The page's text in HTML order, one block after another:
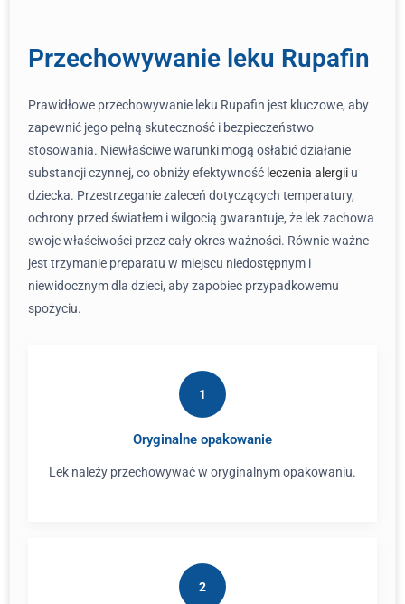
Przechowywanie leku Rupafin
Prawidłowe przechowywanie leku Rupafin jest kluczowe, aby
zapewnić jego pełną skuteczność i bezpieczeństwo
stosowania. Niewłaściwe warunki mogą osłabić działanie
substancji czynnej, co obniży efektywność leczenia alergii u
dziecka. Przestrzeganie zaleceń dotyczących temperatury,
ochrony przed światłem i wilgocią gwarantuje, że lek zachowa
swoje właściwości przez cały okres ważności. Równie ważne
jest trzymanie preparatu w miejscu niedostępnym i
niewidocznym dla dzieci, aby zapobiec przypadkowemu
spożyciu.
1
Oryginalne opakowanie
Lek należy przechowywać w oryginalnym opakowaniu.
2